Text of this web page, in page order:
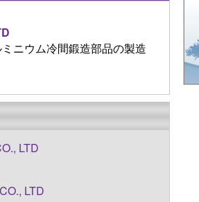
ニウム冷間鍛造部品の製造
LTD
LTD